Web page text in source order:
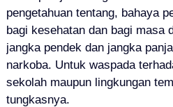
pengetahuan tentang, bahaya
bagi kesehatan dan bagi masa
jangka pendek dan jangka
narkoba. Untuk waspada
sekolah maupun lingkungan
tungkasnya.